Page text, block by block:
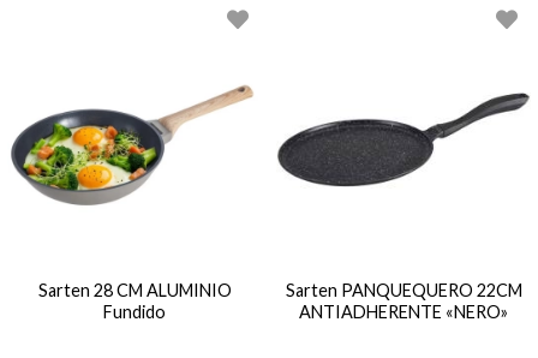
Sarten 28 CM ALUMINIO
Fundido
Sarten PANQUEQUERO 22CM
ANTIADHERENTE «NERO»